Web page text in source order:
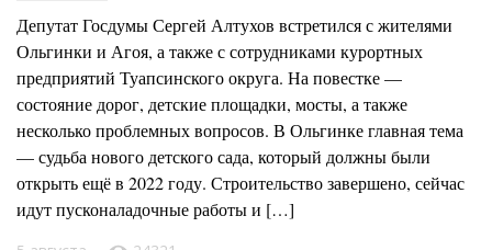
Депутат Госдумы Сергей Алтухов встретился с жителями
Ольгинки и Агоя, а также с сотрудниками курортных
предприятий Туапсинского округа. На повестке —
состояние дорог, детские площадки, мосты, а также
несколько проблемных вопросов. В Ольгинке главная тема
— судьба нового детского сада, который должны были
открыть ещё в 2022 году. Строительство завершено, сейчас
идут пусконаладочные работы и […]